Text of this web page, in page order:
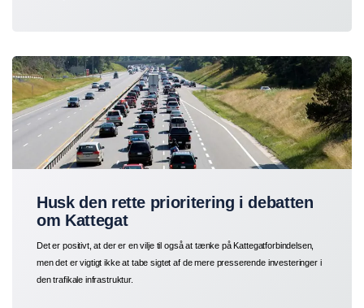
Husk den rette prioritering i debatten
om Kattegat
Det er positivt, at der er en vilje til også at tænke på Kattegatforbindelsen,
men det er vigtigt ikke at tabe sigtet af de mere presserende investeringer i
den trafikale infrastruktur.